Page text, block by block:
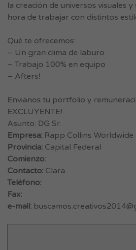
la creación de universos visuales y
hora de trabajar con distintos
Qué te ofrecemos:
– Un gran clima de laburo
– Trabajo 100% en equipo
– Afters!
Envianos tu portfolio y
EXCLUYENTE!
Asunto: DG Sr.
Empresa: Rapp Collins
Provincia: Capital Federal
Comienzo:
Contacto: Clara
Teléfono:
Fax:
e-mail: